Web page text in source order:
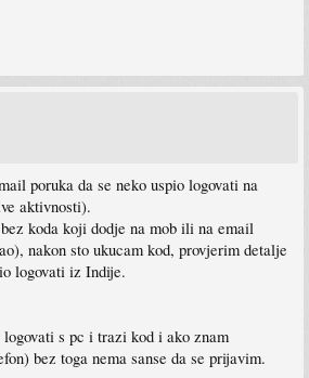
poruka da se neko uspio logovati na
aktivnosti).
koda koji dodje na mob ili na email
nakon sto ukucam kod, provjerim detalje
logovati iz Indije.
s pc i trazi kod i ako znam
bez toga nema sanse da se prijavim.